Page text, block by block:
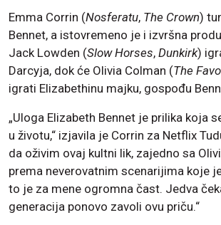
Emma Corrin (Nosferatu, The Crown)
Bennet, a istovremeno je i izvršna
Jack Lowden (Slow Horses, Dunkirk)
Darcyja, dok će Olivia Colman (The
igrati Elizabethinu majku, gospođu
„Uloga Elizabeth Bennet je prilika koja
u životu,“ izjavila je Corrin za Netflix
da oživim ovaj kultni lik, zajedno sa
prema neverovatnim scenarijima koje
to je za mene ogromna čast. Jedva
generacija ponovo zavoli ovu priču.“